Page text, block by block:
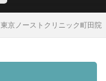
東京ノーストクリニック町田院